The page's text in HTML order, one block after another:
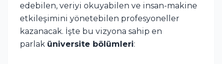
edebilen, veriyi okuyabilen ve insan-makine
etkileşimini yönetebilen profesyoneller
kazanacak. İşte bu vizyona sahip en
parlak üniversite bölümleri: